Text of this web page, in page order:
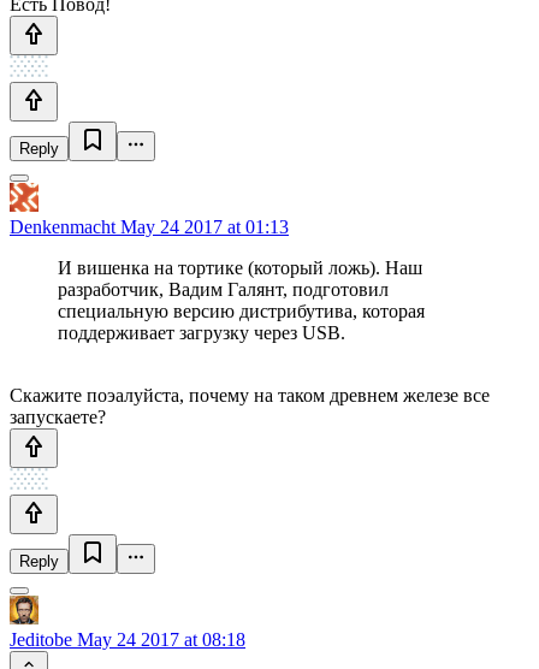
Reply
Denkenmacht May 24 2017 at 01:13
И вишенка на тортике (который ложь). Наш
разработчик, Вадим Галянт, подготовил
специальную версию дистрибутива, которая
поддерживает загрузку через USB.
Скажите поэалуйста, почему на таком древнем железе все
запускаете?
Reply
Jeditobe May 24 2017 at 08:18